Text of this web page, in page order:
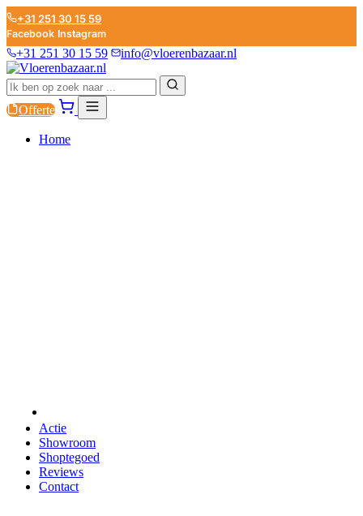
+31 251 30 15 59
Facebook Instagram
+31 251 30 15 59 info@vloerenbazaar.nl
Offerte
Home
Actie
Showroom
Shoptegoed
Reviews
Contact